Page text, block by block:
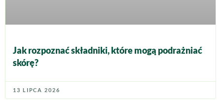
Jak rozpoznać składniki, które mogą podrażniać
skórę?
13 LIPCA 2026